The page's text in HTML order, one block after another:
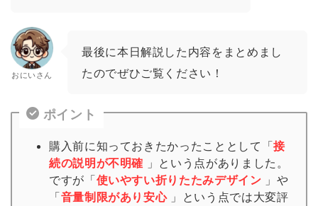
おにいさん
最後に本日解説した内容をまとめまし
たのでぜひご覧ください！
ポイント
購入前に知っておきたかったこととして「接
続の説明が不明確 」という点がありました。
ですが「使いやすい折りたたみデザイン 」や
「音量制限があり安心 」という点では大変評